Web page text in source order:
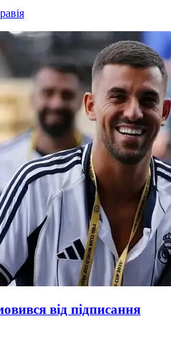
від підписання